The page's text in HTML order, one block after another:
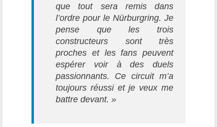
que tout sera remis dans
l’ordre pour le Nürburgring. Je
pense que les trois
constructeurs sont très
proches et les fans peuvent
espérer voir à des duels
passionnants. Ce circuit m’a
toujours réussi et je veux me
battre devant. »